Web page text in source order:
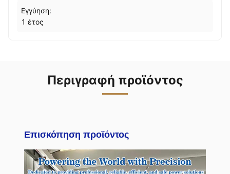
Εγγύηση:
1 έτος
Περιγραφή προϊόντος
Επισκόπηση προϊόντος